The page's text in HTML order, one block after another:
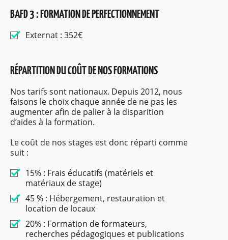
BAFD 3 : FORMATION DE PERFECTIONNEMENT
Externat : 352€
RÉPARTITION DU COÛT DE NOS FORMATIONS
Nos tarifs sont nationaux. Depuis 2012, nous
faisons le choix chaque année de ne pas les
augmenter afin de palier à la disparition
d’aides à la formation.
Le coût de nos stages est donc réparti comme
suit :
15% : Frais éducatifs (matériels et
matériaux de stage)
45 % : Hébergement, restauration et
location de locaux
20% : Formation de formateurs,
recherches pédagogiques et publications